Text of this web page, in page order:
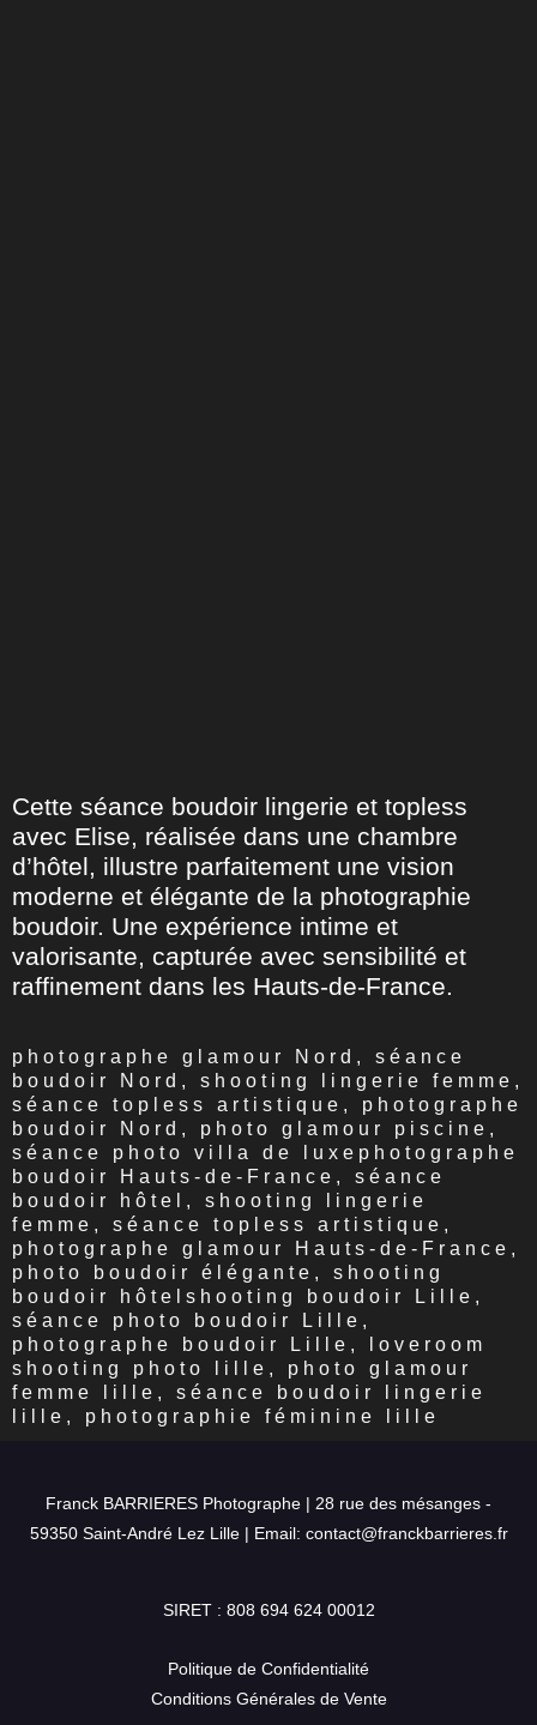
Cette séance boudoir lingerie et topless
avec Elise, réalisée dans une chambre
d’hôtel, illustre parfaitement une vision
moderne et élégante de la photographie
boudoir. Une expérience intime et
valorisante, capturée avec sensibilité et
raffinement dans les Hauts-de-France.
photographe glamour Nord, séance
boudoir Nord, shooting lingerie femme,
séance topless artistique, photographe
boudoir Nord, photo glamour piscine,
séance photo villa de luxephotographe
boudoir Hauts-de-France, séance
boudoir hôtel, shooting lingerie
femme, séance topless artistique,
photographe glamour Hauts-de-France,
photo boudoir élégante, shooting
boudoir hôtelshooting boudoir Lille,
séance photo boudoir Lille,
photographe boudoir Lille, loveroom
shooting photo lille, photo glamour
femme lille, séance boudoir lingerie
lille, photographie féminine lille
Franck BARRIERES Photographe | 28 rue des mésanges -
59350 Saint-André Lez Lille | Email: contact@franckbarrieres.fr
SIRET : 808 694 624 00012
Politique de Confidentialité
Conditions Générales de Vente